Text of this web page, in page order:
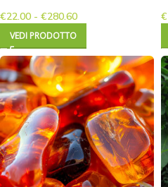
€22.00 - €280.60
VEDI PRODOTTO
€